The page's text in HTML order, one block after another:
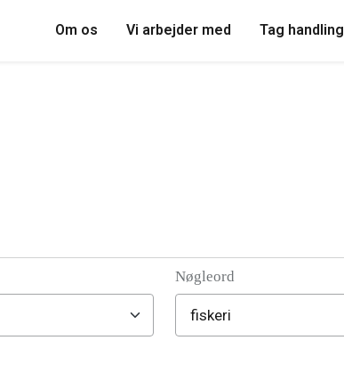
Om os Vi arbejder med Tag handling
Nøgleord